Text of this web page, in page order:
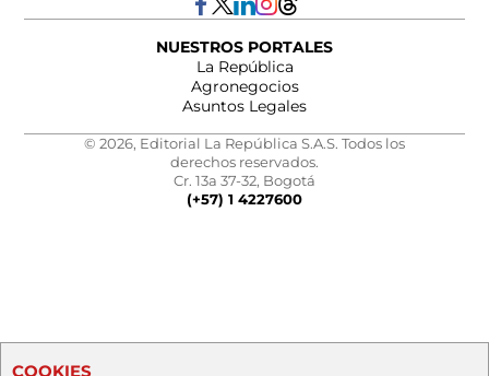
NUESTROS PORTALES
La República
Agronegocios
Asuntos Legales
© 2026, Editorial La República S.A.S. Todos los
derechos reservados.
Cr. 13a 37-32, Bogotá
(+57) 1 4227600
COOKIES